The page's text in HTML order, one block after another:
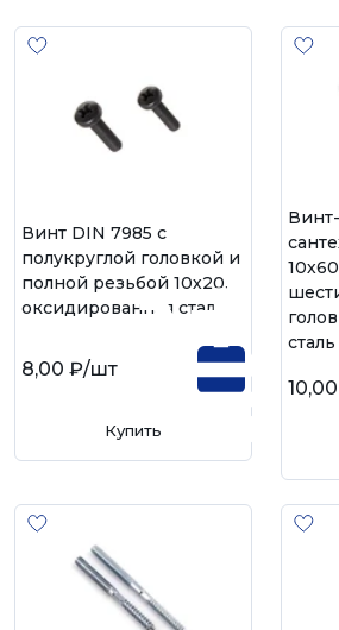
Винт DIN 7985 с
полукруглой головкой и
полной резьбой 10х20,
оксидированная сталь
8,00 ₽/шт
Купить
сталь